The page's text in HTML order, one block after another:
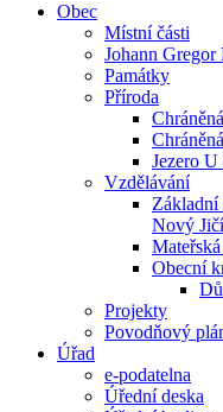
Obec
Místní části
Johann Gregor
Památky
Příroda
Jezero U
Vzdělávání
Základní
Nový
Obecní
Projekty
Povodňový
Úřad
e-podatelna
Úřední deska